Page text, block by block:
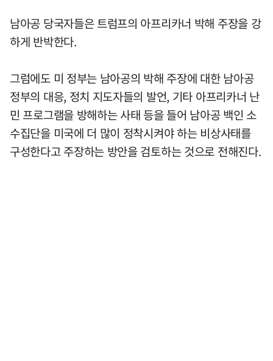
남아공 당국자들은 트럼프의 아프리카너 박해 주장을 강
하게 반박한다.
그럼에도 미 정부는 남아공의 박해 주장에 대한 남아공
정부의 대응, 정치 지도자들의 발언, 기타 아프리카너 난
민 프로그램을 방해하는 사태 등을 들어 남아공 백인 소
수집단을 미국에 더 많이 정착시켜야 하는 비상사태를
구성한다고 주장하는 방안을 검토하는 것으로 전해진다.